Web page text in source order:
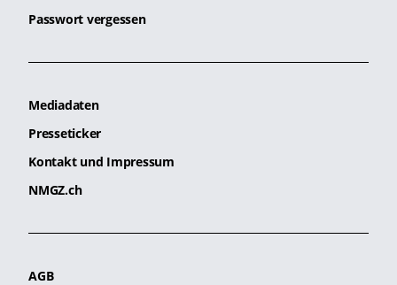
Passwort vergessen
Mediadaten
Presseticker
Kontakt und Impressum
NMGZ.ch
AGB